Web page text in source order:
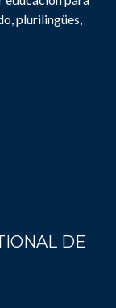
plurilingües,
DE